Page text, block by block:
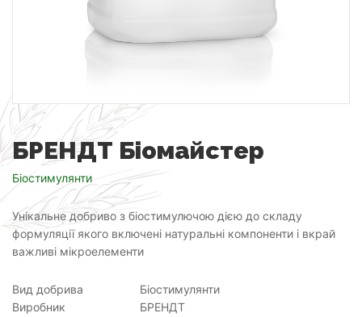
БРЕНДТ Біомайстер
Біостимулянти
Унікальне добриво з біостимулючою дією до складу
формуляції якого включені натуральні компоненти і вкрай
важливі мікроелементи
Вид добрива
Біостимулянти
Виробник
БРЕНДТ